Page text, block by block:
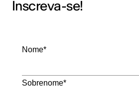
Inscreva-se!
Nome*
Sobrenome*